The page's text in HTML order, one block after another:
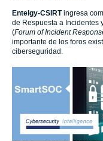
Entelgy-CSIRTingresa
de Respuesta a Incidentes
(Forum of Incident
importante de los foros
ciberseguridad.